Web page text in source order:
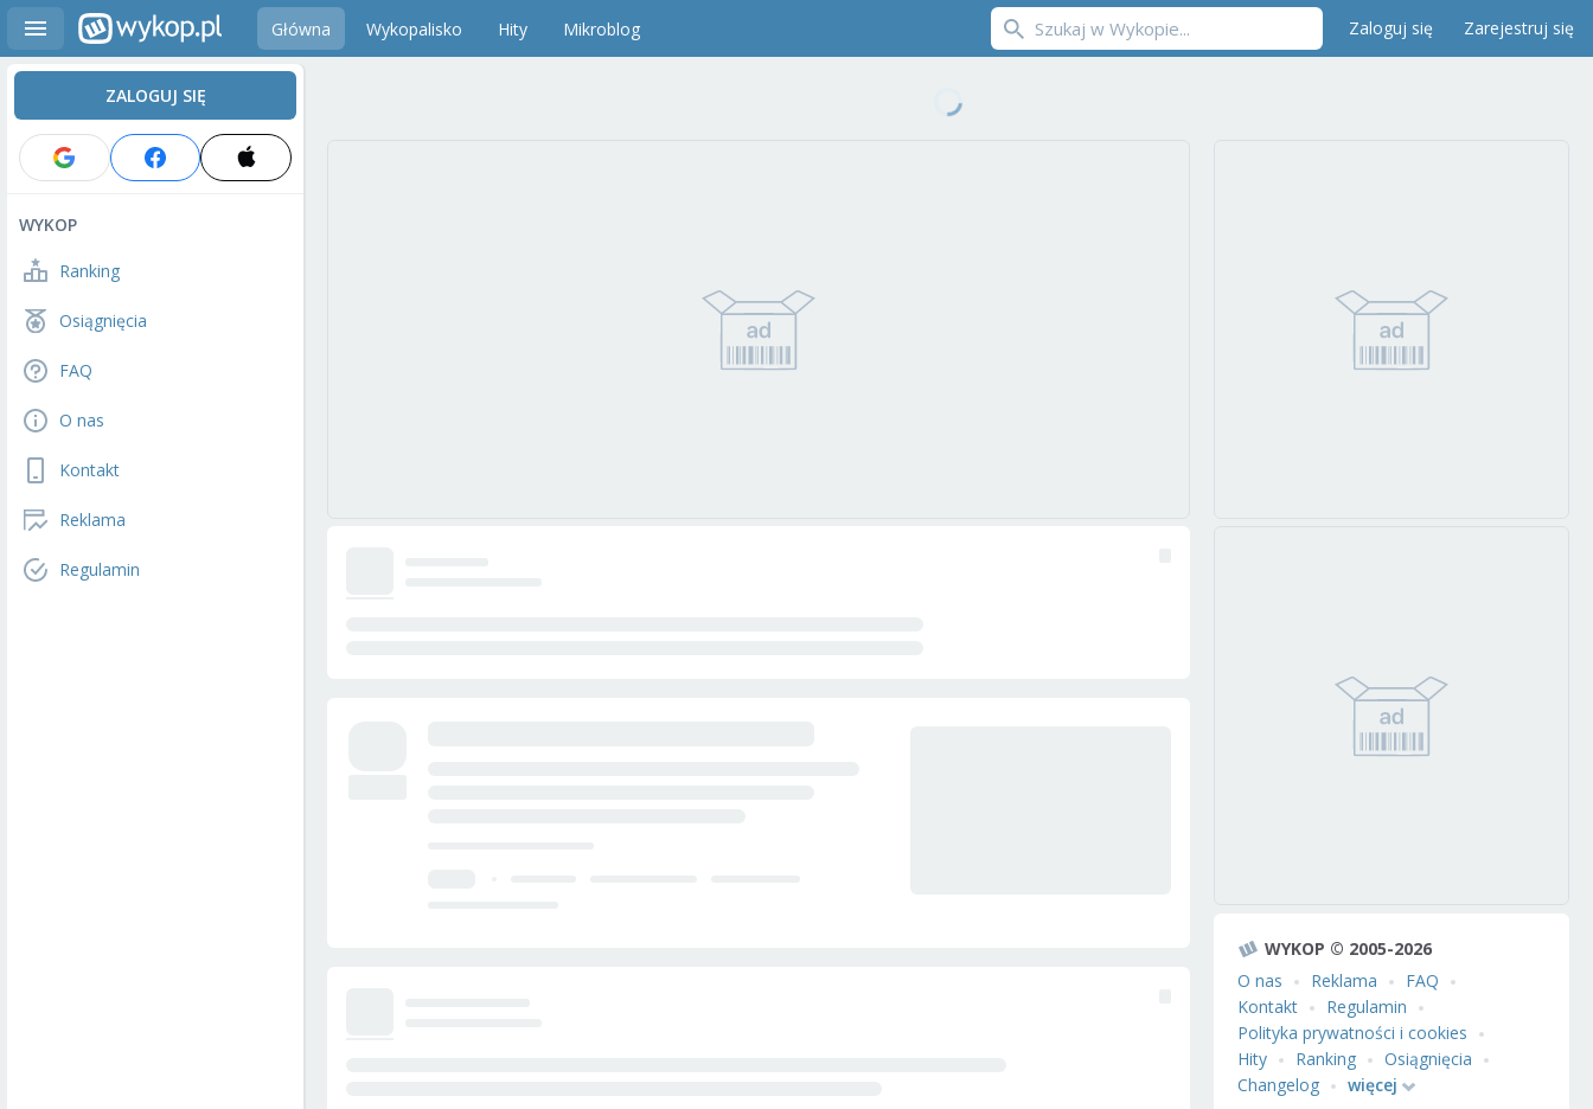
Główna Wykopalisko Hity Mikroblog Zaloguj się Zarejestruj się
ZALOGUJ SIĘ
WYKOP
Ranking
Osiągnięcia
FAQ
O nas
Kontakt
Reklama
Regulamin
WYKOP © 2005-2026
O nas
Reklama
FAQ
Kontakt
Regulamin
Polityka prywatności i cookies
Hity
Ranking
Osiągnięcia
Changelog
więcej